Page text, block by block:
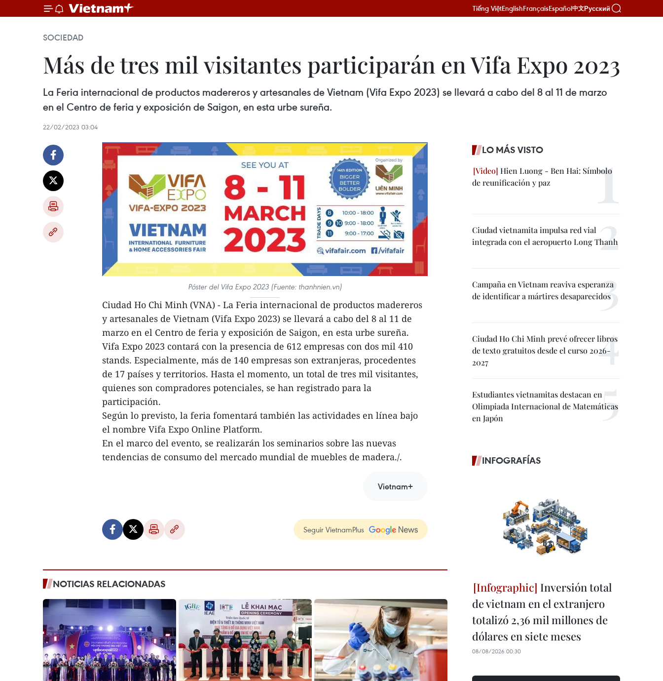
Tiếng ViệtEnglishFrançaisEspañol中文Русский
SOCIEDAD
Más de tres mil visitantes participarán en Vifa Expo 2023
La Feria internacional de productos madereros y artesanales de Vietnam (Vifa Expo 2023) se llevará a cabo del 8 al 11 de marzo
en el Centro de feria y exposición de Saigon, en esta urbe sureña.
22/02/2023 03:04
Póster del Vifa Expo 2023 (Fuente: thanhnien.vn)
Ciudad Ho Chi Minh (VNA) - La Feria internacional de productos madereros
y artesanales de Vietnam (Vifa Expo 2023) se llevará a cabo del 8 al 11 de
marzo en el Centro de feria y exposición de Saigon, en esta urbe sureña.
Vifa Expo 2023 contará con la presencia de 612 empresas con dos mil 410
stands. Especialmente, más de 140 empresas son extranjeras, procedentes
de 17 países y territorios. Hasta el momento, un total de tres mil visitantes,
quienes son compradores potenciales, se han registrado para la
participación.
Según lo previsto, la feria fomentará también las actividades en línea bajo
el nombre Vifa Expo Online Platform.
En el marco del evento, se realizarán los seminarios sobre las nuevas
tendencias de consumo del mercado mundial de muebles de madera./.
Vietnam+
Seguir VietnamPlus
NOTICIAS RELACIONADAS
LO MÁS VISTO
Hien Luong - Ben Hai: Símbolo
de reunificación y paz
Ciudad vietnamita impulsa red vial
integrada con el aeropuerto Long Thanh
Campaña en Vietnam reaviva esperanza
de identificar a mártires desaparecidos
Ciudad Ho Chi Minh prevé ofrecer libros
de texto gratuitos desde el curso 2026-
2027
Estudiantes vietnamitas destacan en
Olimpiada Internacional de Matemáticas
en Japón
INFOGRAFÍAS
Inversión total
de vietnam en el extranjero
totalizó 2,36 mil millones de
dólares en siete meses
08/08/2026 00:30